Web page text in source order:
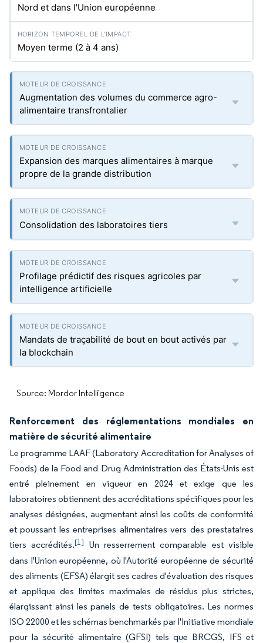
Nord et dans l'Union européenne
Moyen terme (2 à 4 ans)
Augmentation des volumes du commerce agro-
alimentaire transfrontalier
Expansion des marques alimentaires à marque
propre de la grande distribution
Consolidation des laboratoires tiers
Profilage prédictif des risques agricoles par
intelligence artificielle
Mandats de traçabilité de bout en bout activés par
la blockchain
Source: Mordor Intelligence
Renforcement des réglementations mondiales en
matière de sécurité alimentaire
Le programme LAAF (Laboratory Accreditation for Analyses of
Foods) de la Food and Drug Administration des États-Unis est
entré pleinement en vigueur en 2024 et exige que les
laboratoires obtiennent des accréditations spécifiques pour les
analyses désignées, augmentant ainsi les coûts de conformité
et poussant les entreprises alimentaires vers des prestataires
tiers accrédités.[1] Un resserrement comparable est visible
dans l'Union européenne, où l'Autorité européenne de sécurité
des aliments (EFSA) élargit ses cadres d'évaluation des risques
et applique des limites maximales de résidus plus strictes,
élargissant ainsi les panels de tests obligatoires. Les normes
ISO 22000 et les schémas benchmarkés par l'Initiative mondiale
pour la sécurité alimentaire (GFSI) tels que BRCGS, IFS et